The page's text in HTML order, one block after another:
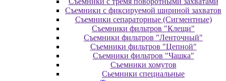
Съемники с фиксируемой шириной захватов
Съемники сепараторные (Сигментные)
Съемники фильтров "Клещи"
Съемники фильтров "Ленточный"
Съемники фильтров "Цепной"
Съемники фильтров "Чашка"
Съемники хомутов
Сьемники специальные